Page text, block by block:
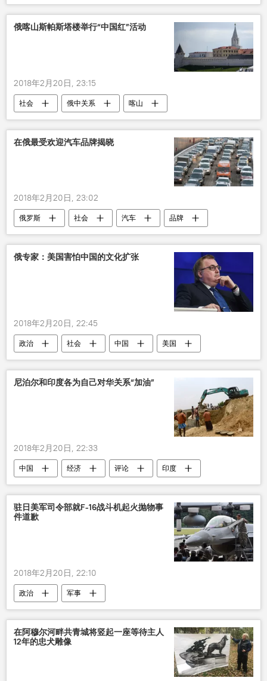
俄喀山斯帕斯塔楼举行“中国红”活动
2018年2月20日, 23:15
社会 俄中关系 喀山
在俄最受欢迎汽车品牌揭晓
2018年2月20日, 23:02
俄罗斯 社会 汽车
品牌
欢迎
俄专家：美国害怕中国的文化扩张
2018年2月20日, 22:45
政治 社会 中国 美国
尼泊尔和印度各为自己对华关系“加油”
2018年2月20日, 22:33
中国 经济 评论
印度
尼泊尔
中巴经济走廊 一带一路
驻日美军司令部就F-16战斗机起火抛物事
件道歉
2018年2月20日, 22:10
政治 军事
在阿穆尔河畔共青城将竖起一座等待主人
12年的忠犬雕像